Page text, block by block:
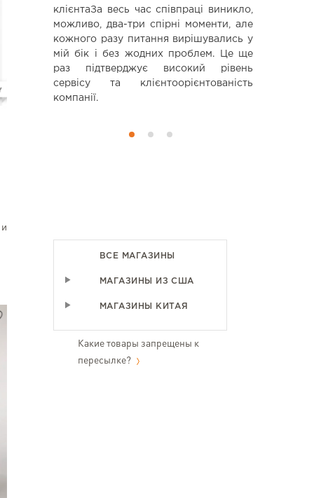
клієнтаЗа весь час співпраці виникло,
можливо, два-три спірні моменти, але
кожного разу питання вирішувались у
мій бік і без жодних проблем. Це ще
раз підтверджує високий рівень
сервісу та клієнтоорієнтованість
компанії.
ВСЕ МАГАЗИНЫ
МАГАЗИНЫ ИЗ США
МАГАЗИНЫ КИТАЯ
Какие товары запрещены к
пересылке?